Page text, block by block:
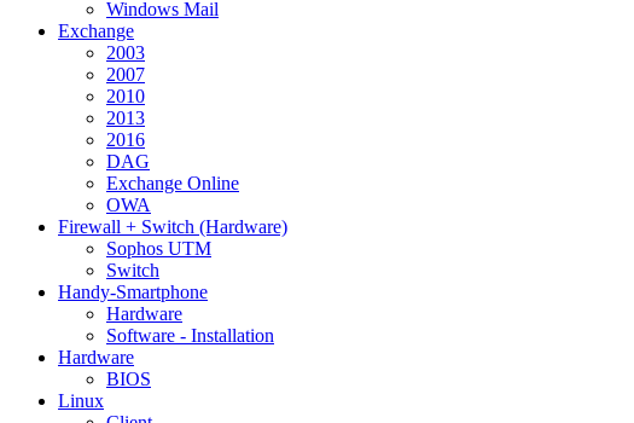
Windows Mail
Exchange
2003
2007
2010
2013
2016
DAG
Exchange Online
OWA
Firewall + Switch (Hardware)
Sophos UTM
Switch
Handy-Smartphone
Hardware
Software - Installation
Hardware
BIOS
Linux